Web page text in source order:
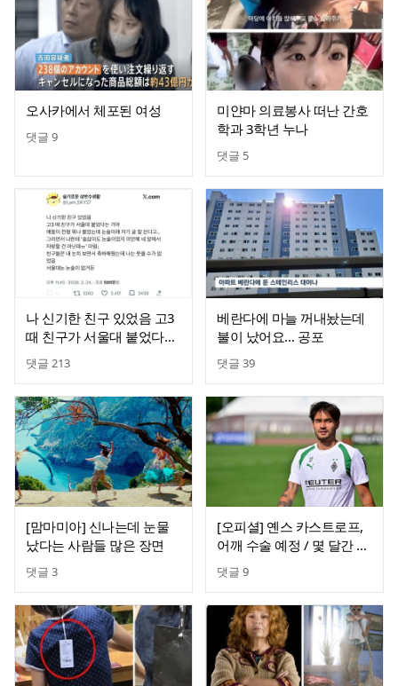
오사카에서 체포된 여성
댓글 9
미얀마 의료봉사 떠난 간호
학과 3학년 누나
댓글 5
나 신기한 친구 있었음 고3
때 친구가 서울대 붙었다는
거야.twt
댓글 213
베란다에 마늘 꺼내놨는데
불이 났어요… 공포
댓글 39
[맘마미아] 신나는데 눈물
났다는 사람들 많은 장면
댓글 3
[오피셜] 옌스 카스트로프,
어깨 수술 예정 / 몇 달간 이
탈
댓글 9